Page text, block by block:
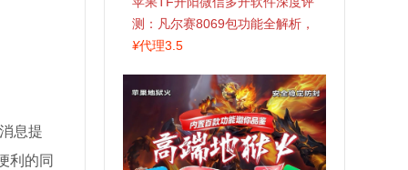
息提
利的同
测：凡尔赛8069包功能全解析，
TestFlight稳定版上架，激活认准
¥代理3.5